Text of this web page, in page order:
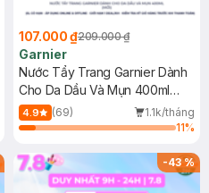
107.000 ₫209.000 ₫
Garnier
Nước Tẩy Trang Garnier Dành
Cho Da Dầu Và Mụn 400ml
(Mới)
4.9 (69)
1.1k/tháng
11%
-43%